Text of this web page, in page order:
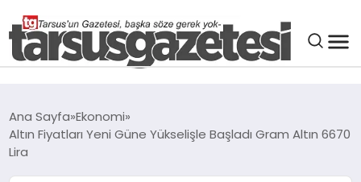
SPOR
Ana Sayfa Ekonomi
Altın Fiyatları Yeni Güne Yükselişle Başladı Gram Altın 6670
Lira